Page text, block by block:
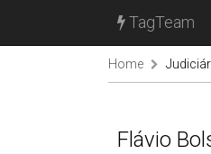
TagTeam
Home
Flávio